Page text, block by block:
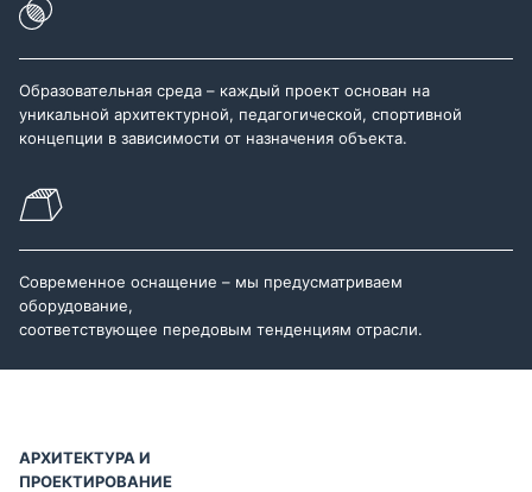
Образовательная среда – каждый проект основан на
уникальной архитектурной, педагогической, спортивной
концепции в зависимости от назначения объекта.
Современное оснащение – мы предусматриваем
оборудование,
соответствующее передовым тенденциям отрасли.
АРХИТЕКТУРА И
ПРОЕКТИРОВАНИЕ